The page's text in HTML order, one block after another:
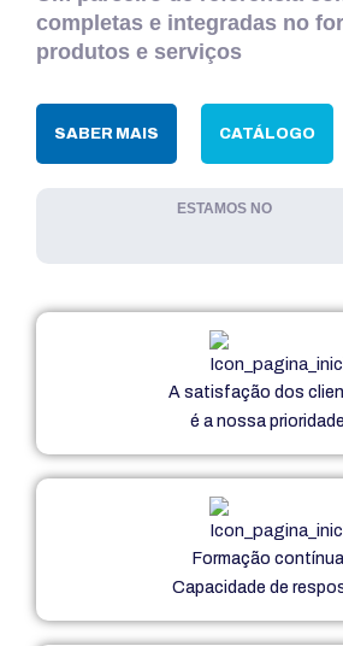
completas e integradas no
produtos e serviços
SABER MAIS CATÁLOGO
ESTAMOS NO
A satisfação dos
é a nossa
Formação
Capacidade de